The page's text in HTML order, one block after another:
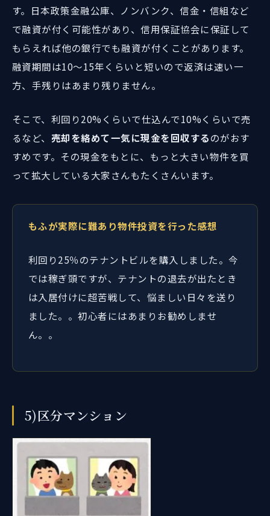
す。日本政策金融公庫、ノンバンク、信金・信組など
で融資が付く可能性があり、信用保証協会に保証して
もらえれば他の銀行でも融資が付くことがあります。
融資期間は10〜15年くらいと短いので返済は速い一
方、手残りはあまり残りません。
そこで、利回り20%くらいで仕込んで10%くらいで売
るなど、 売却を絡めて一気に現金を回収するのがおす
すめです。その現金をもとに、もっと大きい物件を買
って拡大している大家さんもたくさんいます。
もふが実際に難あり物件投資を行った感想
利回り25％のテナントビルを購入しました。今
では稼ぎ頭ですが、テナントの退去が出たとき
は入居付けに超苦戦して、悩ましい日々を送り
ました。。初心者にはあまりお勧めしませ
ん。。
5)区分マンション